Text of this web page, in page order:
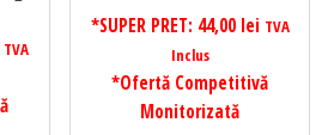
TVA
*SUPER PRET: 44,00 lei TVA
Inclus
*Ofertă Competitivă
Monitorizată